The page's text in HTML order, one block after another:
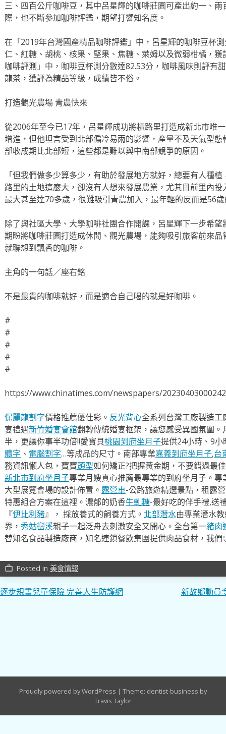
三、四百公斤咖啡豆，其中呂星輝的咖啡莊園可產出約一、
際，也不斷參加咖啡評鑑，期望打響知名度。
在「2019年台灣國產精品咖啡評鑑」中，呂星輝的咖啡豆杯
仁、紅糖、胡桃、核果、堅果、焦糖、萊姆以及微弱柑橘，
咖啡評測」中，咖啡豆杯測分數達82.53分，咖啡風味則評有
龍茶，獲評為精品等級，成績皆不俗。
打造觀光農場 青農快來
從2006年至今已17年，呂星輝成功將橫路里打造成新北市唯
增進，但他坦言受到北部偏冷易雨的影響，產量不及天氣型
部收成期比北部短，這些都是難以與中南部競爭的原因。
「但我們做多少算多少，有助於發展地方就好，總要有人種
路里的土地這麼大，卻沒有人想來發展農業，尤其目前里內
最大甚至達70多歲，很難吸引青農加入，最年輕的反而是56
除了與社區大學、大學咖啡社團合作開課，呂星輝下一步希
期盼將咖啡莊園打造成休閒、觀光農場，能夠吸引旅客前來
就聯想到飄香的咖啡。
主角的一句話／座右銘
不是最貴的咖啡就好，而是適合自己喝的就是好咖啡。
#
#
#
#
#
https://www.chinatimes.com/newspapers/
保麗龍割字價格推薦優仕彩。 反光背心全系列台灣工廠製造
宴禮遇新竹婚宴會館翻轉傳統婚宴框架，讓您感受異國氛圍。
半，更讓你事半功倍!!愛寶貝桃園到府坐月子提供24小時、9
體字 、 電腦割字…等成品的尺寸。南部專業嘉義到府坐月子,台
務資訊懶人包，寶寶頭型如何矯正?把握黃金期，不要錯過最
新北市到府坐月子專業月嫂真心推薦最專業的到府坐月子。專
大型展覽會場的設計佈置。 露營車-公路旅遊精選景點，租露
特惠組合方案在這裡。濃郁的奶香牛軋糖-最好吃的伴手禮,送
『伊比利豬』， 採放養式的飼養方式。 北部潛水由專業潛水
界， 秀姑巒溪親子一起泛舟去​刺激安全又開心。全台第一豬肉
替知名食品製造廠商，知名連鎖餐飲集團提供肉品食材，我
work_outline Posted in 美食情報
文
逐步規畫兒童保險 完善人生防護網 新故鄉動員
Proudly powered by WordPress | Theme: dentist-business by
Travis Taylor